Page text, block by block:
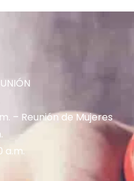
– Reunión de Mujeres
a.m.